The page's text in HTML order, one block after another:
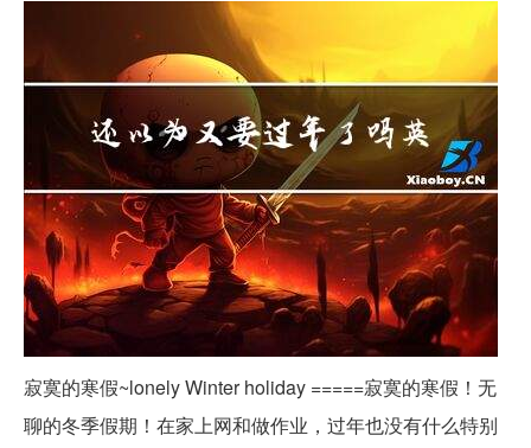
寂寞的寒假~lonely Winter holiday =====寂寞的寒假！无
聊的冬季假期！在家上网和做作业，过年也没有什么特别